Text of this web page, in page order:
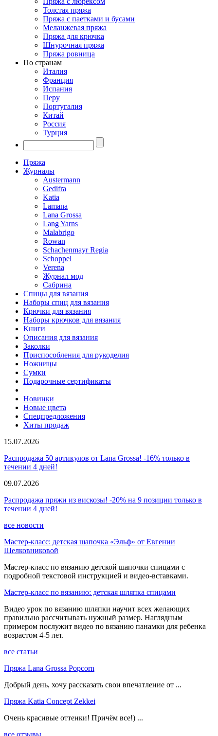
Толстая пряжа
Пряжа с паетками и бусами
Меланжевая пряжа
Пряжа для крючка
Шнурочная пряжа
Пряжа ровница
По странам
Италия
Франция
Испания
Перу
Португалия
Китай
Россия
Турция
Пряжа
Журналы
Austermann
Gedifra
Katia
Lamana
Lana Grossa
Lang Yarns
Malabrigo
Rowan
Schachenmayr Regia
Schoppel
Verena
Журнал мод
Сабрина
Спицы для вязания
Наборы спиц для вязания
Крючки для вязания
Наборы крючков для вязания
Книги
Описания для вязания
Заколки
Приспособления для рукоделия
Ножницы
Сумки
Подарочные сертификаты
Новинки
Новые цвета
Спецпредложения
Хиты продаж
15.07.2026
Распродажа 50 артикулов от Lana Grossa! -16% только в
течении 4 дней!
09.07.2026
Распродажа пряжи из вискозы! -20% на 9 позиции только в
течении 4 дней!
все новости
Мастер-класс: детская шапочка «Эльф» от Евгении
Шелковниковой
Мастер-класс по вязанию детской шапочки спицами с
подробной текстовой инструкцией и видео-вставками.
Мастер-класс по вязанию: детская шляпка спицами
Видео урок по вязанию шляпки научит всех желающих
правильно рассчитывать нужный размер. Наглядным
примером послужит видео по вязанию панамки для ребенка
возрастом 4-5 лет.
все статьи
Пряжа Lana Grossa Popcorn
Добрый день, хочу рассказать свои впечатление от ...
Пряжа Katia Concept Zekkei
Очень красивые оттенки! Причём все!) ...
все отзывы